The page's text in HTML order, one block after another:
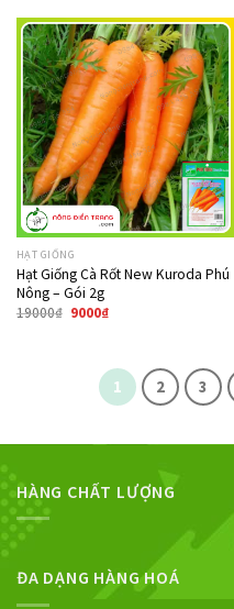
Giảm giá!
HẠT GIỐNG
Hạt Giống Cà Rốt New Kuroda Phú
Nông – Gói 2g
19000₫ 9000₫
1 2 3
HÀNG CHẤT LƯỢNG
ĐA DẠNG HÀNG HOÁ